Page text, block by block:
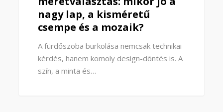
nagy lap, a kisméretű
csempe és a mozaik?
A fürdőszoba burkolása nemcsak technikai
kérdés, hanem komoly design-döntés is. A
szín, a minta és…